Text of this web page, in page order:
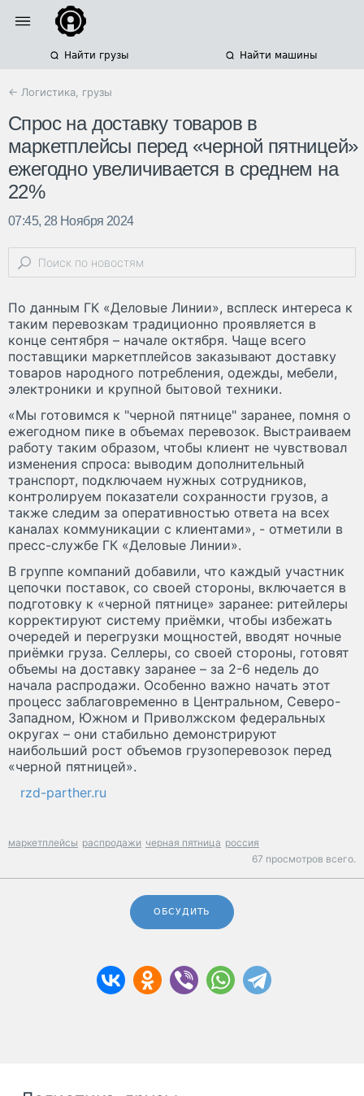
Найти грузы Найти машины
← Логистика, грузы
Спрос на доставку товаров в
маркетплейсы перед «черной пятницей»
ежегодно увеличивается в среднем на
22%
07:45, 28 Ноября 2024
По данным ГК «Деловые Линии», всплеск интереса к
таким перевозкам традиционно проявляется в
конце сентября – начале октября. Чаще всего
поставщики маркетплейсов заказывают доставку
товаров народного потребления, одежды, мебели,
электроники и крупной бытовой техники.
«Мы готовимся к "черной пятнице" заранее, помня о
ежегодном пике в объемах перевозок. Выстраиваем
работу таким образом, чтобы клиент не чувствовал
изменения спроса: выводим дополнительный
транспорт, подключаем нужных сотрудников,
контролируем показатели сохранности грузов, а
также следим за оперативностью ответа на всех
каналах коммуникации с клиентами», - отметили в
пресс-службе ГК «Деловые Линии».
В группе компаний добавили, что каждый участник
цепочки поставок, со своей стороны, включается в
подготовку к «черной пятнице» заранее: ритейлеры
корректируют систему приёмки, чтобы избежать
очередей и перегрузки мощностей, вводят ночные
приёмки груза. Селлеры, со своей стороны, готовят
объемы на доставку заранее – за 2-6 недель до
начала распродажи. Особенно важно начать этот
процесс заблаговременно в Центральном, Северо-
Западном, Южном и Приволжском федеральных
округах – они стабильно демонстрируют
наибольший рост объемов грузоперевозок перед
«черной пятницей».
rzd-parther.ru
маркетплейсы распродажи черная пятница россия
67 просмотров всего.
ОБСУДИТЬ